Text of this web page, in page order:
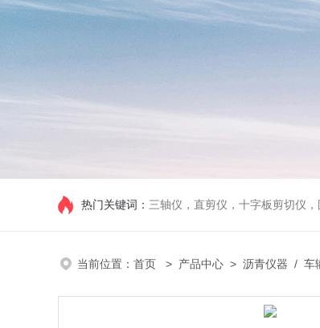
热门关键词： 三轴仪，直剪仪，十字板剪切仪
当前位置： 首页 > 产品中心 > 沥青仪器 / 车